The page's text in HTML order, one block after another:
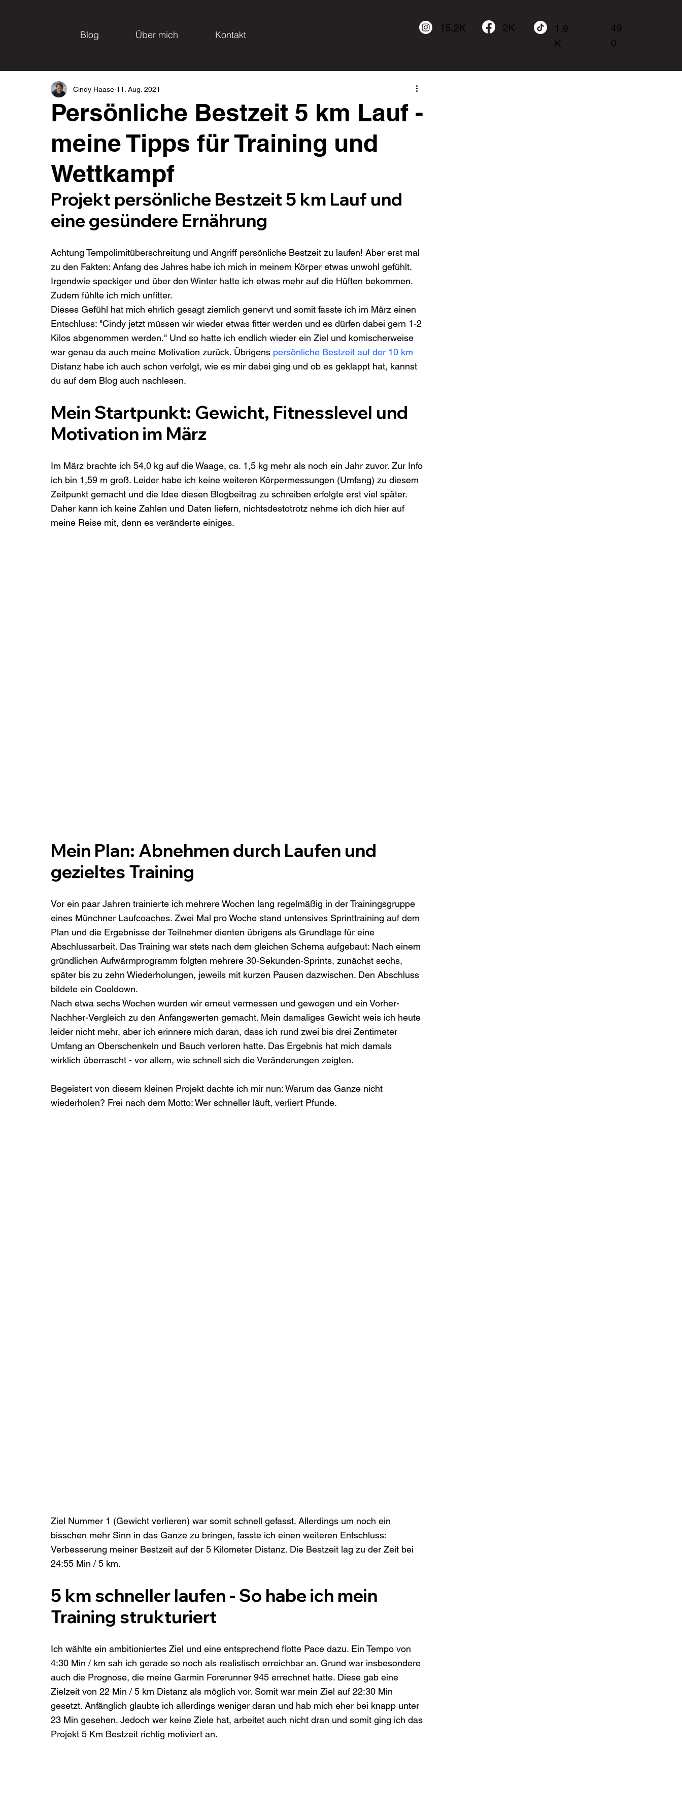
15.2K 2K
1.9
K
49
0
Blog Über mich Kontakt
Persönliche Bestzeit 5 km Lauf -
meine Tipps für Training und
Wettkampf
Cindy Haase 11. Aug. 2021
Projekt persönliche Bestzeit 5 km Lauf und
eine gesündere Ernährung
Achtung Tempolimitüberschreitung und Angriff persönliche Bestzeit zu laufen! Aber erst mal
zu den Fakten: Anfang des Jahres habe ich mich in meinem Körper etwas unwohl gefühlt.
Irgendwie speckiger und über den Winter hatte ich etwas mehr auf die Hüften bekommen.
Zudem fühlte ich mich unfitter.
Dieses Gefühl hat mich ehrlich gesagt ziemlich genervt und somit fasste ich im März einen
Entschluss: "Cindy jetzt müssen wir wieder etwas fitter werden und es dürfen dabei gern 1-2
Kilos abgenommen werden." Und so hatte ich endlich wieder ein Ziel und komischerweise
war genau da auch meine Motivation zurück. Übrigens persönliche Bestzeit auf der 10 km
Distanz habe ich auch schon verfolgt, wie es mir dabei ging und ob es geklappt hat, kannst
du auf dem Blog auch nachlesen.
Mein Startpunkt: Gewicht, Fitnesslevel und
Motivation im März
Im März brachte ich 54,0 kg auf die Waage, ca. 1,5 kg mehr als noch ein Jahr zuvor. Zur Info
ich bin 1,59 m groß. Leider habe ich keine weiteren Körpermessungen (Umfang) zu diesem
Zeitpunkt gemacht und die Idee diesen Blogbeitrag zu schreiben erfolgte erst viel später.
Daher kann ich keine Zahlen und Daten liefern, nichtsdestotrotz nehme ich dich hier auf
meine Reise mit, denn es veränderte einiges.
Mein Plan: Abnehmen durch Laufen und
gezieltes Training
Vor ein paar Jahren trainierte ich mehrere Wochen lang regelmäßig in der Trainingsgruppe
eines Münchner Laufcoaches. Zwei Mal pro Woche stand untensives Sprinttraining auf dem
Plan und die Ergebnisse der Teilnehmer dienten übrigens als Grundlage für eine
Abschlussarbeit. Das Training war stets nach dem gleichen Schema aufgebaut: Nach einem
gründlichen Aufwärmprogramm folgten mehrere 30-Sekunden-Sprints, zunächst sechs,
später bis zu zehn Wiederholungen, jeweils mit kurzen Pausen dazwischen. Den Abschluss
bildete ein Cooldown.
Nach etwa sechs Wochen wurden wir erneut vermessen und gewogen und ein Vorher-
Nachher-Vergleich zu den Anfangswerten gemacht. Mein damaliges Gewicht weis ich heute
leider nicht mehr, aber ich erinnere mich daran, dass ich rund zwei bis drei Zentimeter
Umfang an Oberschenkeln und Bauch verloren hatte. Das Ergebnis hat mich damals
wirklich überrascht - vor allem, wie schnell sich die Veränderungen zeigten.
Begeistert von diesem kleinen Projekt dachte ich mir nun: Warum das Ganze nicht
wiederholen? Frei nach dem Motto: Wer schneller läuft, verliert Pfunde.
Ziel Nummer 1 (Gewicht verlieren) war somit schnell gefasst. Allerdings um noch ein
bisschen mehr Sinn in das Ganze zu bringen, fasste ich einen weiteren Entschluss:
Verbesserung meiner Bestzeit auf der 5 Kilometer Distanz. Die Bestzeit lag zu der Zeit bei
24:55 Min / 5 km.
5 km schneller laufen - So habe ich mein
Training strukturiert
Ich wählte ein ambitioniertes Ziel und eine entsprechend flotte Pace dazu. Ein Tempo von
4:30 Min / km sah ich gerade so noch als realistisch erreichbar an. Grund war insbesondere
auch die Prognose, die meine Garmin Forerunner 945 errechnet hatte. Diese gab eine
Zielzeit von 22 Min / 5 km Distanz als möglich vor. Somit war mein Ziel auf 22:30 Min
gesetzt. Anfänglich glaubte ich allerdings weniger daran und hab mich eher bei knapp unter
23 Min gesehen. Jedoch wer keine Ziele hat, arbeitet auch nicht dran und somit ging ich das
Projekt 5 Km Bestzeit richtig motiviert an.